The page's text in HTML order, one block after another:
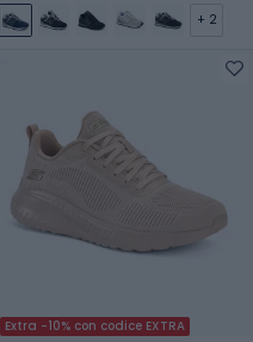
+ 2
Extra -10% con codice EXTRA